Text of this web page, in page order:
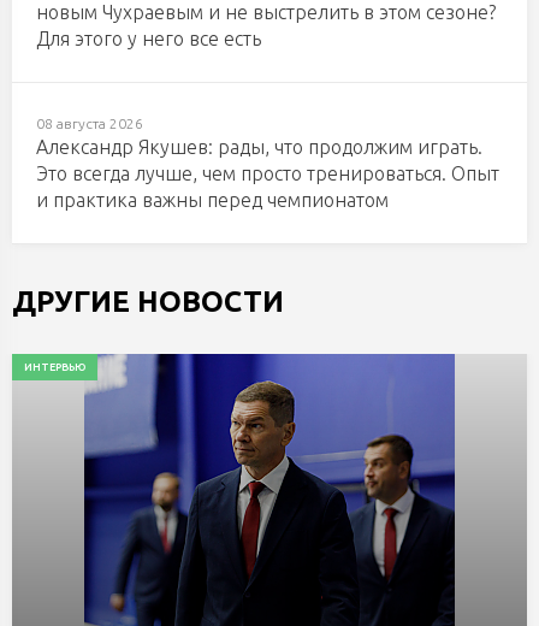
новым Чухраевым и не выстрелить в этом сезоне?
Для этого у него все есть
08 августа 2026
Александр Якушев: рады, что продолжим играть.
Это всегда лучше, чем просто тренироваться. Опыт
и практика важны перед чемпионатом
ДРУГИЕ НОВОСТИ
ИНТЕРВЬЮ